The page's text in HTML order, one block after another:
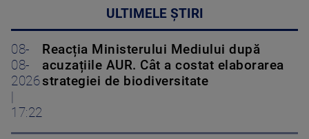
ULTIMELE ȘTIRI
08-
08-
2026
17:22
Reacția Ministerului Mediului după
acuzațiile AUR. Cât a costat elaborarea
strategiei de biodiversitate